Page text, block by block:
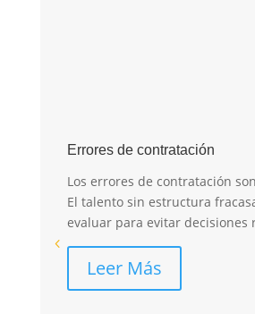
Errores de contratación
Los errores de contratación
El talento sin estructura
evaluar para evitar decisiones
Leer Más